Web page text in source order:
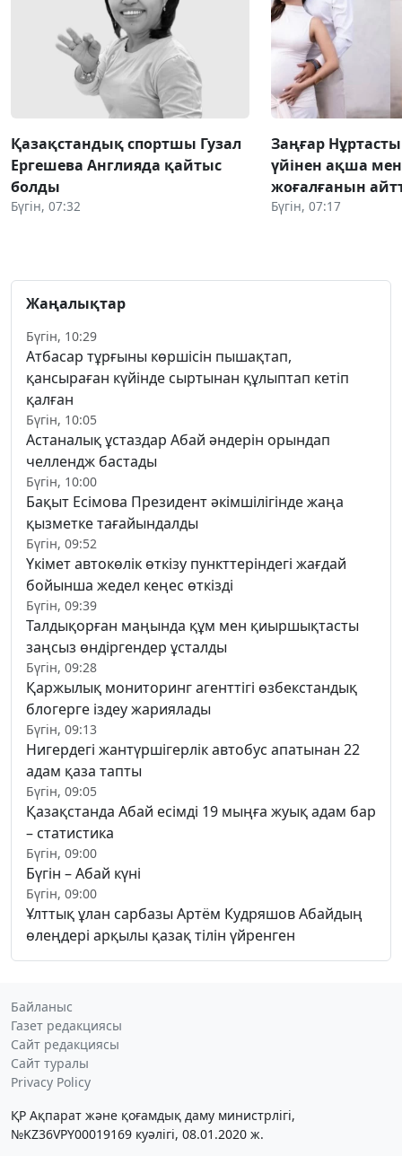
Қазақстандық спортшы Гузал
Ергешева Англияда қайтыс
болды
Бүгін, 07:32
Заңғар
үйінен ақша
жоғалғанын
Бүгін, 07:17
Жаңалықтар
Бүгін, 10:29
Атбасар тұрғыны көршісін пышақтап,
қансыраған күйінде сыртынан құлыптап кетіп
қалған
Бүгін, 10:05
Астаналық ұстаздар Абай әндерін орындап
челлендж бастады
Бүгін, 10:00
Бақыт Есімова Президент әкімшілігінде жаңа
қызметке тағайындалды
Бүгін, 09:52
Үкімет автокөлік өткізу пункттеріндегі жағдай
бойынша жедел кеңес өткізді
Бүгін, 09:39
Талдықорған маңында құм мен қиыршықтасты
заңсыз өндіргендер ұсталды
Бүгін, 09:28
Қаржылық мониторинг агенттігі өзбекстандық
блогерге іздеу жариялады
Бүгін, 09:13
Нигердегі жантүршігерлік автобус апатынан 22
адам қаза тапты
Бүгін, 09:05
Қазақстанда Абай есімді 19 мыңға жуық адам бар
– статистика
Бүгін, 09:00
Бүгін – Абай күні
Бүгін, 09:00
Ұлттық ұлан сарбазы Артём Кудряшов Абайдың
өлеңдері арқылы қазақ тілін үйренген
Байланыс
Газет редакциясы
Сайт редакциясы
Сайт туралы
Privacy Policy
ҚР Ақпарат және қоғамдық даму министрлігі,
№KZ36VPY00019169 куәлігі, 08.01.2020 ж.